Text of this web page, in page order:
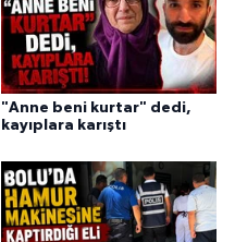
"Anne beni kurtar" dedi,
kayıplara karıştı